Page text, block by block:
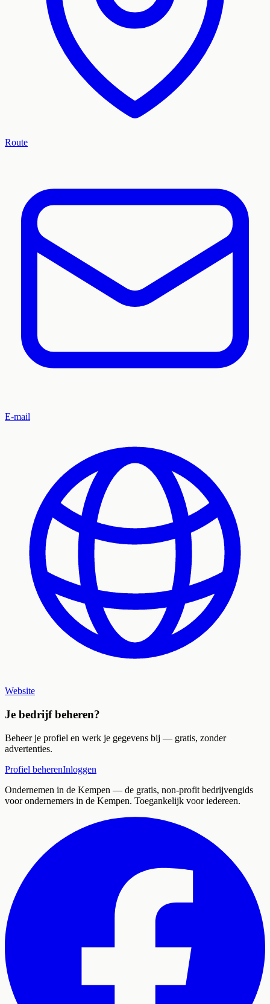
Route
E-mail
Website
Je bedrijf beheren?
Beheer je profiel en werk je gegevens bij — gratis, zonder
advertenties.
Profiel beherenInloggen
Ondernemen in de Kempen — de gratis, non-profit bedrijvengids
voor ondernemers in de Kempen. Toegankelijk voor iedereen.